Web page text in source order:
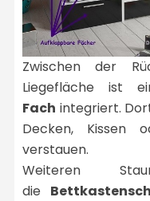
Zwischen der
Liegefläche ist
Fach integriert.
Decken, Kissen
verstauen.
Weiteren
die